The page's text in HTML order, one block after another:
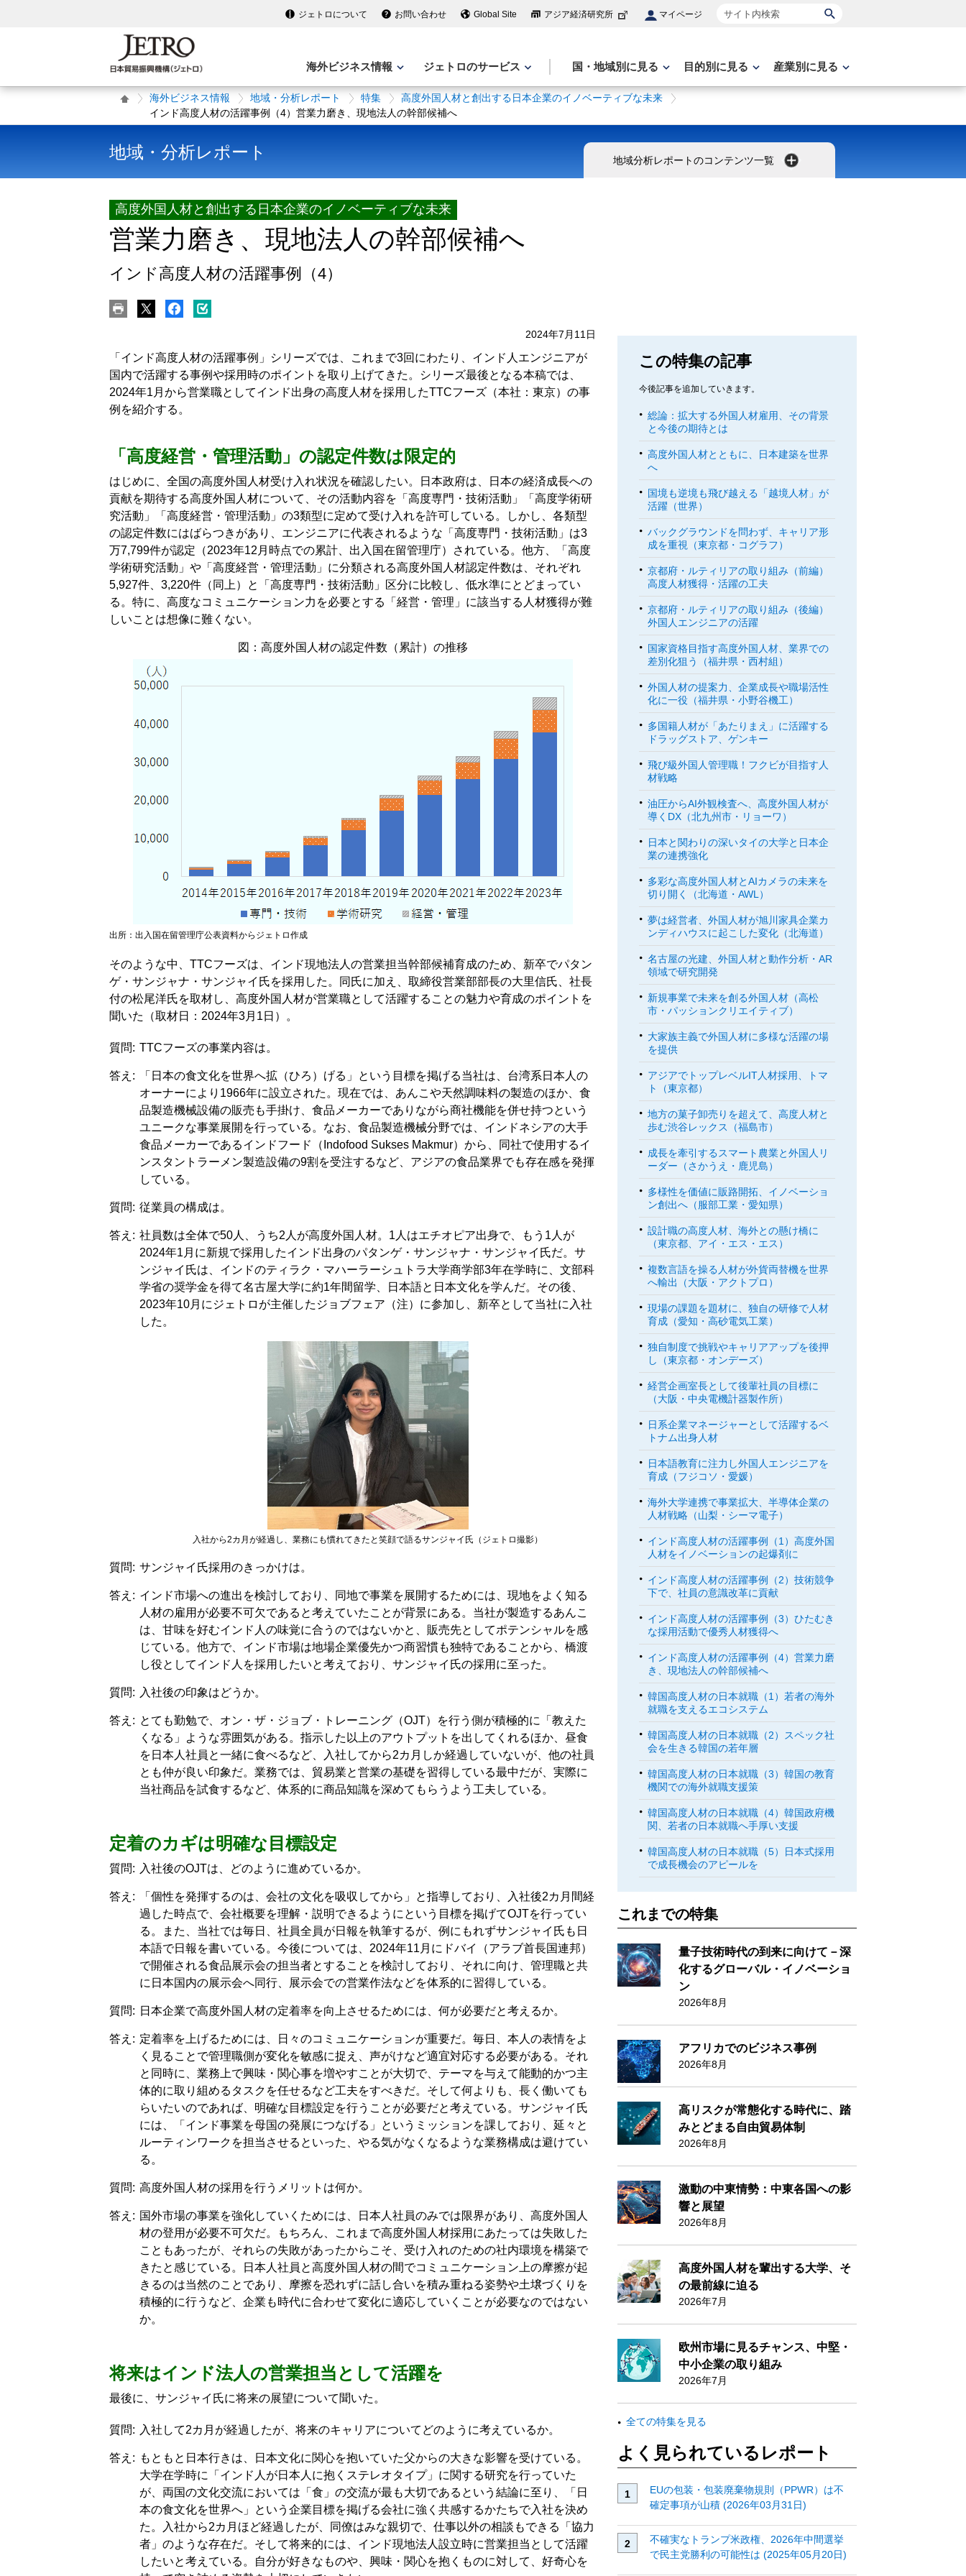
ジェトロについて お問い合わせ Global Site アジア経済研究所 マイページ サイト内検索
海外ビジネス情報 ジェトロのサービス 国・地域別に見る 目的別に見る 産業別に見る
海外ビジネス情報 地域・分析レポート 特集
高度外国人材と創出する日本企業のイノベーティブな未来
インド高度人材の活躍事例（4）営業力磨き、現地法人の幹部候補へ
地域・分析レポート 地域分析レポートのコンテンツ一覧
高度外国人材と創出する日本企業のイノベーティブな未来
営業力磨き、現地法人の幹部候補へ
インド高度人材の活躍事例（4）
2024年7月11日
「インド高度人材の活躍事例」シリーズでは、これまで3回にわたり、インド人エンジニアが
国内で活躍する事例や採用時のポイントを取り上げてきた。シリーズ最後となる本稿では、
2024年1月から営業職としてインド出身の高度人材を採用したTTCフーズ（本社：東京）の事
例を紹介する。
「高度経営・管理活動」の認定件数は限定的
はじめに、全国の高度外国人材受け入れ状況を確認したい。日本政府は、日本の経済成長への
貢献を期待する高度外国人材について、その活動内容を「高度専門・技術活動」「高度学術研
究活動」「高度経営・管理活動」の3類型に定めて受け入れを許可している。しかし、各類型
の認定件数にはばらつきがあり、エンジニアに代表されるような「高度専門・技術活動」は3
万7,799件が認定（2023年12月時点での累計、出入国在留管理庁）されている。他方、「高度
学術研究活動」や「高度経営・管理活動」に分類される高度外国人材認定件数は、それぞれ
5,927件、3,220件（同上）と「高度専門・技術活動」区分に比較し、低水準にとどまってい
る。特に、高度なコミュニケーション力を必要とする「経営・管理」に該当する人材獲得が難
しいことは想像に難くない。
図：高度外国人材の認定件数（累計）の推移
出所：出入国在留管理庁公表資料からジェトロ作成
そのような中、TTCフーズは、インド現地法人の営業担当幹部候補育成のため、新卒でパタン
ゲ・サンジャナ・サンジャイ氏を採用した。同氏に加え、取締役営業部部長の大里信氏、社長
付の松尾洋氏を取材し、高度外国人材が営業職として活躍することの魅力や育成のポイントを
聞いた（取材日：2024年3月1日）。
質問: TTCフーズの事業内容は。
答え:
「日本の食文化を世界へ拡（ひろ）げる」という目標を掲げる当社は、台湾系日本人の
オーナーにより1966年に設立された。現在では、あんこや天然調味料の製造のほか、食
品製造機械設備の販売も手掛け、食品メーカーでありながら商社機能を併せ持つという
ユニークな事業展開を行っている。なお、食品製造機械分野では、インドネシアの大手
食品メーカーであるインドフード（Indofood Sukses Makmur）から、同社で使用するイ
ンスタントラーメン製造設備の9割を受注するなど、アジアの食品業界でも存在感を発揮
している。
質問: 従業員の構成は。
答え: 社員数は全体で50人、うち2人が高度外国人材。1人はエチオピア出身で、もう1人が
2024年1月に新規で採用したインド出身のパタンゲ・サンジャナ・サンジャイ氏だ。サ
ンジャイ氏は、インドのティラク・マハーラーシュトラ大学商学部3年在学時に、文部科
学省の奨学金を得て名古屋大学に約1年間留学、日本語と日本文化を学んだ。その後、
2023年10月にジェトロが主催したジョブフェア（注）に参加し、新卒として当社に入社
した。
入社から2カ月が経過し、業務にも慣れてきたと笑顔で語るサンジャイ氏（ジェトロ撮影）
質問: サンジャイ氏採用のきっかけは。
答え: インド市場への進出を検討しており、同地で事業を展開するためには、現地をよく知る
人材の雇用が必要不可欠であると考えていたことが背景にある。当社が製造するあんこ
は、甘味を好むインド人の味覚に合うのではないかと、販売先としてポテンシャルを感
じている。他方で、インド市場は地場企業優先かつ商習慣も独特であることから、橋渡
し役としてインド人を採用したいと考えており、サンジャイ氏の採用に至った。
質問: 入社後の印象はどうか。
答え: とても勤勉で、オン・ザ・ジョブ・トレーニング（OJT）を行う側が積極的に「教えた
くなる」ような雰囲気がある。指示した以上のアウトプットを出してくれるほか、昼食
を日本人社員と一緒に食べるなど、入社してから2カ月しか経過していないが、他の社員
とも仲が良い印象だ。業務では、貿易業と営業の基礎を習得している最中だが、実際に
当社商品を試食するなど、体系的に商品知識を深めてもらうよう工夫している。
定着のカギは明確な目標設定
質問: 入社後のOJTは、どのように進めているか。
答え:
「個性を発揮するのは、会社の文化を吸収してから」と指導しており、入社後2カ月間経
過した時点で、会社概要を理解・説明できるようにという目標を掲げてOJTを行ってい
る。また、当社では毎日、社員全員が日報を執筆するが、例にもれずサンジャイ氏も日
本語で日報を書いている。今後については、2024年11月にドバイ（アラブ首長国連邦）
で開催される食品展示会の担当者とすることを検討しており、それに向け、管理職と共
に日本国内の展示会へ同行、展示会での営業作法などを体系的に習得している。
質問: 日本企業で高度外国人材の定着率を向上させるためには、何が必要だと考えるか。
答え: 定着率を上げるためには、日々のコミュニケーションが重要だ。毎日、本人の表情をよ
く見ることで管理職側が変化を敏感に捉え、声がけなど適宜対応する必要がある。それ
と同時に、業務上で興味・関心事を増やすことが大切で、テーマを与えて能動的かつ主
体的に取り組めるタスクを任せるなど工夫をすべきだ。そして何よりも、長く働いても
らいたいのであれば、明確な目標設定を行うことが必要だと考えている。サンジャイ氏
には、「インド事業を母国の発展につなげる」というミッションを課しており、延々と
ルーティンワークを担当させるといった、やる気がなくなるような業務構成は避けてい
る。
質問: 高度外国人材の採用を行うメリットは何か。
答え: 国外市場の事業を強化していくためには、日本人社員のみでは限界があり、高度外国人
材の登用が必要不可欠だ。もちろん、これまで高度外国人材採用にあたっては失敗した
こともあったが、それらの失敗があったからこそ、受け入れのための社内環境を構築で
きたと感じている。日本人社員と高度外国人材の間でコミュニケーション上の摩擦が起
きるのは当然のことであり、摩擦を恐れずに話し合いを積み重ねる姿勢や土壌づくりを
積極的に行うなど、企業も時代に合わせて変化に適応していくことが必要なのではない
か。
将来はインド法人の営業担当として活躍を
最後に、サンジャイ氏に将来の展望について聞いた。
質問: 入社して2カ月が経過したが、将来のキャリアについてどのように考えているか。
答え: もともと日本行きは、日本文化に関心を抱いていた父からの大きな影響を受けている。
大学在学時に「インド人が日本人に抱くステレオタイプ」に関する研究を行っていた
が、両国の文化交流においては「食」の交流が最も大切であるという結論に至り、「日
本の食文化を世界へ」という企業目標を掲げる会社に強く共感するかたちで入社を決め
た。入社から2カ月ほど経過したが、同僚はみな親切で、仕事以外の相談もできる「協力
者」のような存在だ。そして将来的には、インド現地法人設立時に営業担当として活躍
したいと考えている。自分が好きなものや、興味・関心を抱くものに対して、好奇心を
この特集の記事
今後記事を追加していきます。
総論：拡大する外国人材雇用、その背景
と今後の期待とは
高度外国人材とともに、日本建築を世界
へ
国境も逆境も飛び越える「越境人材」が
活躍（世界）
バックグラウンドを問わず、キャリア形
成を重視（東京都・コグラフ）
京都府・ルティリアの取り組み（前編）
高度人材獲得・活躍の工夫
京都府・ルティリアの取り組み（後編）
外国人エンジニアの活躍
国家資格目指す高度外国人材、業界での
差別化狙う（福井県・西村組）
外国人材の提案力、企業成長や職場活性
化に一役（福井県・小野谷機工）
多国籍人材が「あたりまえ」に活躍する
ドラッグストア、ゲンキー
飛び級外国人管理職！フクビが目指す人
材戦略
油圧からAI外観検査へ、高度外国人材が
導くDX（北九州市・リョーワ）
日本と関わりの深いタイの大学と日本企
業の連携強化
多彩な高度外国人材とAIカメラの未来を
切り開く（北海道・AWL）
夢は経営者、外国人材が旭川家具企業カ
ンディハウスに起こした変化（北海道）
名古屋の光建、外国人材と動作分析・AR
領域で研究開発
新規事業で未来を創る外国人材（高松
市・パッションクリエイティブ）
大家族主義で外国人材に多様な活躍の場
を提供
アジアでトップレベルIT人材採用、トマ
ト（東京都）
地方の菓子卸売りを超えて、高度人材と
歩む渋谷レックス（福島市）
成長を牽引するスマート農業と外国人リ
ーダー（さかうえ・鹿児島）
多様性を価値に販路開拓、イノベーショ
ン創出へ（服部工業・愛知県）
設計職の高度人材、海外との懸け橋に
（東京都、アイ・エス・エス）
複数言語を操る人材が外貨両替機を世界
へ輸出（大阪・アクトプロ）
現場の課題を題材に、独自の研修で人材
育成（愛知・高砂電気工業）
独自制度で挑戦やキャリアアップを後押
し（東京都・オンデーズ）
経営企画室長として後輩社員の目標に
（大阪・中央電機計器製作所）
日系企業マネージャーとして活躍するベ
トナム出身人材
日本語教育に注力し外国人エンジニアを
育成（フジコソ・愛媛）
海外大学連携で事業拡大、半導体企業の
人材戦略（山梨・シーマ電子）
インド高度人材の活躍事例（1）高度外国
人材をイノベーションの起爆剤に
インド高度人材の活躍事例（2）技術競争
下で、社員の意識改革に貢献
インド高度人材の活躍事例（3）ひたむき
な採用活動で優秀人材獲得へ
インド高度人材の活躍事例（4）営業力磨
き、現地法人の幹部候補へ
韓国高度人材の日本就職（1）若者の海外
就職を支えるエコシステム
韓国高度人材の日本就職（2）スペック社
会を生きる韓国の若年層
韓国高度人材の日本就職（3）韓国の教育
機関での海外就職支援策
韓国高度人材の日本就職（4）韓国政府機
関、若者の日本就職へ手厚い支援
韓国高度人材の日本就職（5）日本式採用
で成長機会のアピールを
これまでの特集
量子技術時代の到来に向けて－深
化するグローバル・イノベーショ
ン
2026年8月
アフリカでのビジネス事例
2026年8月
高リスクが常態化する時代に、踏
みとどまる自由貿易体制
2026年8月
激動の中東情勢：中東各国への影
響と展望
2026年8月
高度外国人材を輩出する大学、そ
の最前線に迫る
2026年7月
欧州市場に見るチャンス、中堅・
中小企業の取り組み
2026年7月
全ての特集を見る
よく見られているレポート
EUの包装・包装廃棄物規則（PPWR）は不
確定事項が山積 (2026年03月31日)
不確実なトランプ米政権、2026年中間選挙
で民主党勝利の可能性は (2025年05月20日)